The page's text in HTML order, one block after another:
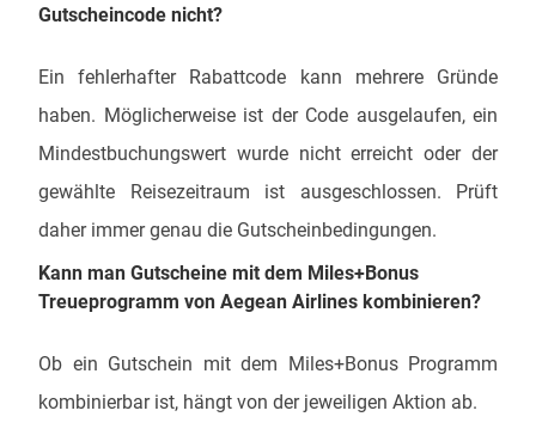
Gutscheincode nicht?
Ein fehlerhafter Rabattcode kann mehrere Gründe
haben. Möglicherweise ist der Code ausgelaufen, ein
Mindestbuchungswert wurde nicht erreicht oder der
gewählte Reisezeitraum ist ausgeschlossen. Prüft
daher immer genau die Gutscheinbedingungen.
Kann man Gutscheine mit dem Miles+Bonus
Treueprogramm von Aegean Airlines kombinieren?
Ob ein Gutschein mit dem Miles+Bonus Programm
kombinierbar ist, hängt von der jeweiligen Aktion ab.